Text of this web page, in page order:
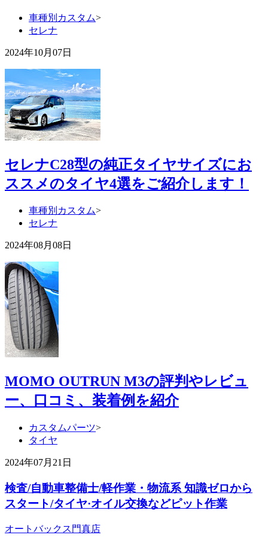
車種別カスタム>
セレナ
2024年10月07日
セレナC28型の純正タイヤサイズにお
ススメのタイヤ4選をご紹介します！
車種別カスタム>
セレナ
2024年08月08日
MOMO OUTRUN M3の評判やレビュ
ー、口コミ、装着例を紹介
カスタムパーツ>
タイヤ
2024年07月21日
検査/自動車整備士/軽作業・物流系 知識ゼロから
スタート/タイヤ·オイル交換などピット作業
オートバックス門真店